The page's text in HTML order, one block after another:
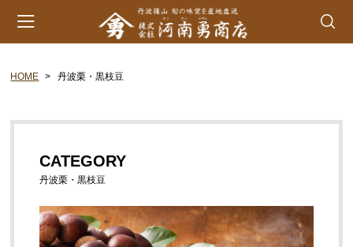
カテゴリー
丹波山の芋
丹波おこわ
HOME 丹波栗・黒枝豆
CATEGORY
丹波栗・黒枝豆